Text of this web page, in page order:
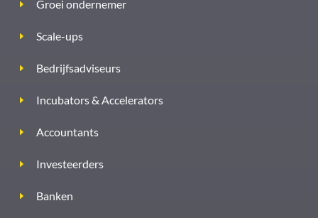
Groei ondernemer
Scale-ups
Bedrijfsadviseurs
Incubators & Accelerators
Accountants
Investeerders
Banken